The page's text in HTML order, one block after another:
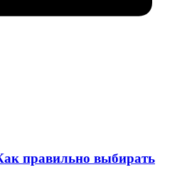
правильно выбирать